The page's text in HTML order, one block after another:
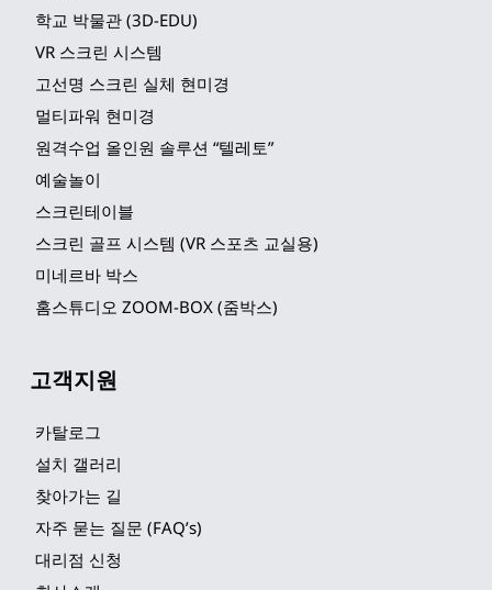
학교 박물관 (3D-EDU)
VR 스크린 시스템
고선명 스크린 실체 현미경
멀티파워 현미경
원격수업 올인원 솔루션 “텔레토”
예술놀이
스크린테이블
스크린 골프 시스템 (VR 스포츠 교실용)
미네르바 박스
홈스튜디오 ZOOM-BOX (줌박스)
고객지원
카탈로그
설치 갤러리
찾아가는 길
자주 묻는 질문 (FAQ’s)
대리점 신청